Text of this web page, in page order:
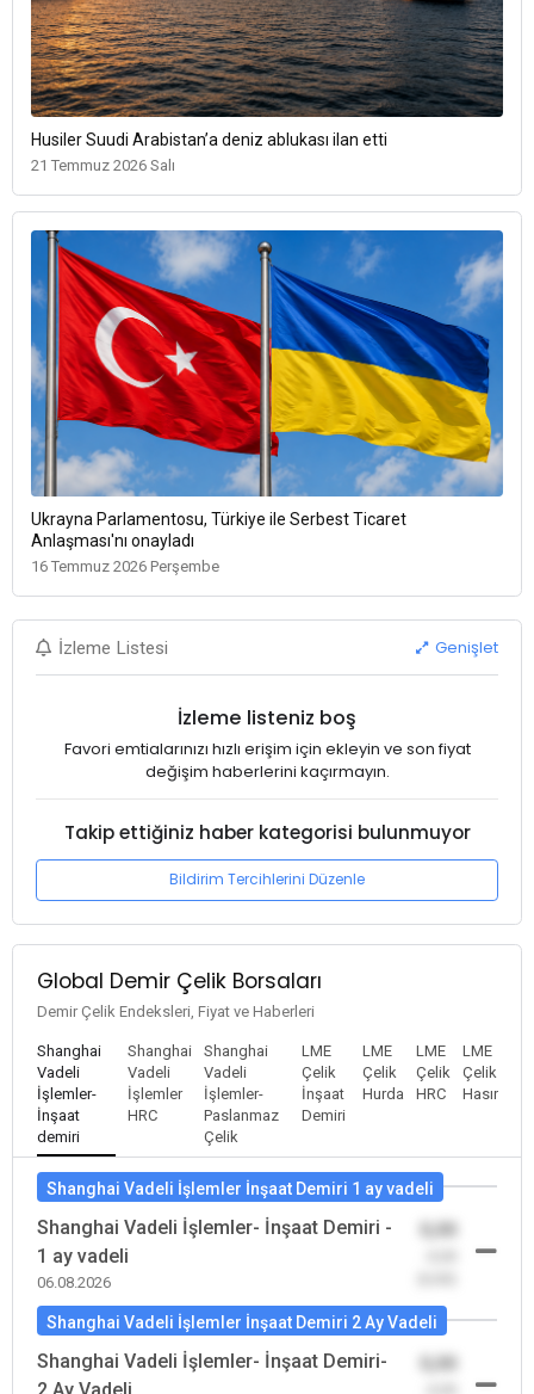
Husiler Suudi Arabistan’a deniz ablukası ilan etti
21 Temmuz 2026 Salı
Ukrayna Parlamentosu, Türkiye ile Serbest Ticaret
Anlaşması'nı onayladı
16 Temmuz 2026 Perşembe
İzleme Listesi Genişlet
İzleme listeniz boş
Favori emtialarınızı hızlı erişim için ekleyin ve son fiyat
değişim haberlerini kaçırmayın.
Takip ettiğiniz haber kategorisi bulunmuyor
Bildirim Tercihlerini Düzenle
Global Demir Çelik Borsaları
Demir Çelik Endeksleri, Fiyat ve Haberleri
Shanghai
Vadeli
İşlemler-
İnşaat
demiri
Shanghai
Vadeli
İşlemler
HRC
Shanghai
Vadeli
İşlemler-
Paslanmaz
Çelik
LME
Çelik
İnşaat
Demiri
LME
Çelik
Hurda
LME
Çelik
HRC
LME
Çelik
Hasır
Shanghai Vadeli İşlemler İnşaat Demiri 1 ay vadeli
Shanghai Vadeli İşlemler- İnşaat Demiri -
1 ay vadeli
06.08.2026
Shanghai Vadeli İşlemler İnşaat Demiri 2 Ay Vadeli
Shanghai Vadeli İşlemler- İnşaat Demiri-